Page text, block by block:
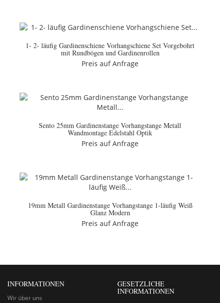
1- 2- läufig Gardinenschiene Vorhangschiene Set Vorgebohrt
mit Rundbögen und Gardinenrollen
Preis auf Anfrage
Sento 25mm Gardinenstange Vorhangstange Metall
Wandmontage Edelstahl Optik
Preis auf Anfrage
19mm Metall Gardinenstange Vorhangstange 1-läufig Weiß
Glanz Modern
Preis auf Anfrage
INFORMATIONEN
Wir über uns
GESETZLICHE
INFORMATIONEN